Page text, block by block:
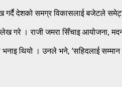
गर्दै देशको समग्र विकासलाई बजेटले
। राजी जमरा सिँचाइ आयोजना,
थियो । उनले भने, ‘सहिदलाई सम्मान